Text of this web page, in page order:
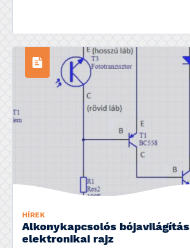
HÍREK
Alkonykapcsolós bójavilágí­tás
elektronikai rajz